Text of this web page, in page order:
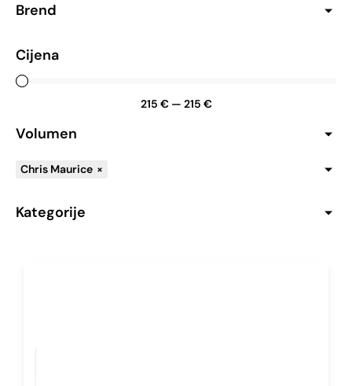
Brend
Cijena
215 €— 215 €
Volumen
Chris Maurice ×
Kategorije